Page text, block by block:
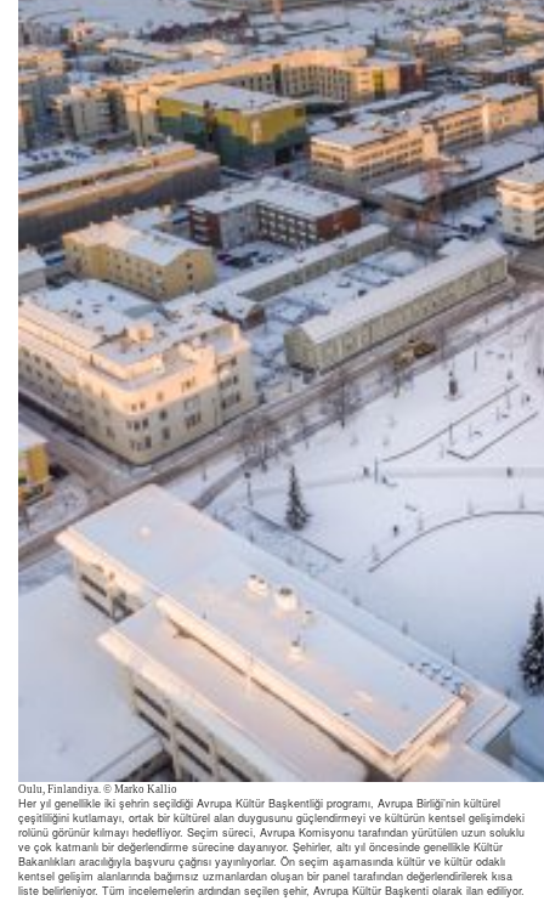
Oulu, Finlandiya. © Marko Kallio
Her yıl genellikle iki şehrin seçildiği Avrupa Kültür Başkentliği programı, Avrupa Birliği’nin kültürel
çeşitliliğini kutlamayı, ortak bir kültürel alan duygusunu güçlendirmeyi ve kültürün kentsel gelişimdeki
rolünü görünür kılmayı hedefliyor. Seçim süreci, Avrupa Komisyonu tarafından yürütülen uzun soluklu
ve çok katmanlı bir değerlendirme sürecine dayanıyor. Şehirler, altı yıl öncesinde genellikle Kültür
Bakanlıkları aracılığıyla başvuru çağrısı yayınlıyorlar. Ön seçim aşamasında kültür ve kültür odaklı
kentsel gelişim alanlarında bağımsız uzmanlardan oluşan bir panel tarafından değerlendirilerek kısa
liste belirleniyor. Tüm incelemelerin ardından seçilen şehir, Avrupa Kültür Başkenti olarak ilan ediliyor.